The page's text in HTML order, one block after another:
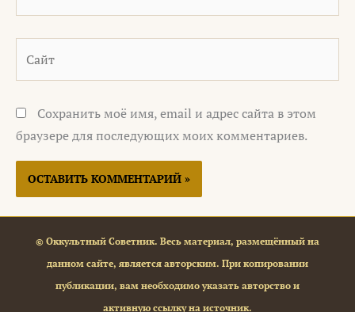
Сохранить моё имя, email и адрес сайта в этом
браузере для последующих моих комментариев.
© Оккультный Советник. Весь материал, размещённый на
данном сайте, является авторским. При копировании
публикации, вам необходимо указать авторство и
активную ссылку на источник.